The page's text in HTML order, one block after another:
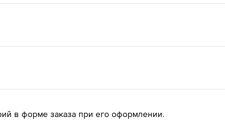
в форме заказа при его оформлении.